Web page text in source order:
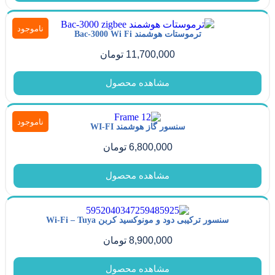
ناموجود
ترموستات هوشمند Bac-3000 Wi Fi
11,700,000 تومان
مشاهده محصول
ناموجود
سنسور گاز هوشمند WI-FI
6,800,000 تومان
مشاهده محصول
سنسور ترکیبی دود و مونوکسید کربن Wi-Fi – Tuya
8,900,000 تومان
مشاهده محصول